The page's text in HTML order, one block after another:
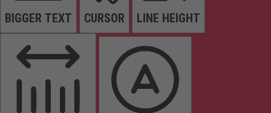
BIGGER TEXT CURSOR LINE HEIGHT